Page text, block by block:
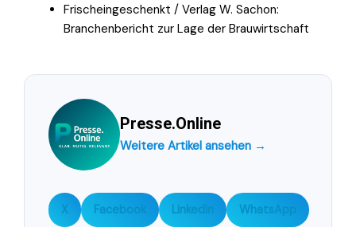
Frischeingeschenkt / Verlag W. Sachon:
Branchenbericht zur Lage der Brauwirtschaft
Presse.Online
Weitere Artikel ansehen →
X Facebook LinkedIn WhatsApp